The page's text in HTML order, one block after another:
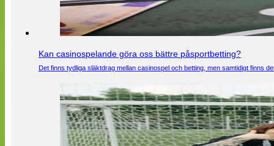
Kan casinospelande göra oss bättre påsportbetting?
Det finns tydliga släktdrag mellan casinospel och betting, men samtidigt finns